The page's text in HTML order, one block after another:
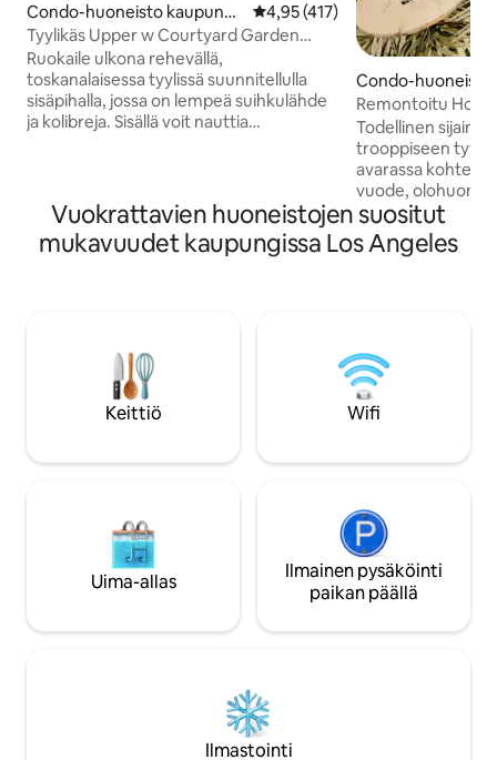
Condo-huoneisto kaupungi
ssa Santa Monica
Keskimääräinen arvio 4,95/5,
4,95 (417)
Tyylikäs Upper w Courtyard Garden
Dining Space
Ruokaile ulkona rehevällä,
toskanalaisessa tyylissä suunnitellulla
sisäpihalla, jossa on lempeä suihkulähde
ja kolibreja. Sisällä voit nauttia
Viehättävä yhden makuuhuoneen
kohde, jossa on king-vuode,
ikkunaluukut, puutarhaan päin oleva
paritalo, koska meillä on vain yksi
yhteinen seinä viereisen asunnon
kanssa. 4 minuuttia julkisille tai yksityisille
pickleball-kentille!!
Condo-huoneisto
ssa Hollywood
Remontoitu
pysäköinti+2nd
Todellinen sijainti.
trooppiseen
avarassa
vuode, olohuone,
Ruokailutila,
Ulkoilmapatio,
Alexa-
hengen vuode
kolmannelle
tarvitset toisen
osapuolen varauksia. Varauksen
majoittuttava
Vuokrattavien huoneistojen suositut
mukavuudet kaupungissa Los Angeles
Keittiö Wifi
Uima-allas
Ilmainen pysäköinti
paikan päällä
Ilmastointi